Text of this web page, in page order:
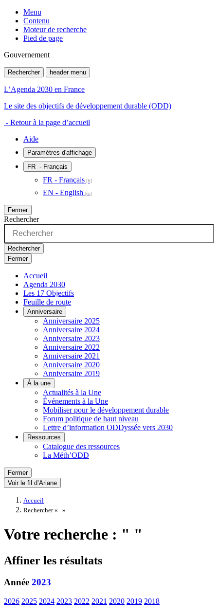
Menu
Contenu
Moteur de recherche
Pied de page
Gouvernement
Rechercher header menu
L’Agenda 2030 en France
Le site des objectifs de développement durable (ODD)
- Retour à la page d’accueil
Aide
Paramètres d'affichage
FR - Français
FR - Français
EN - English
Fermer
Rechercher
Rechercher
Fermer
Accueil
Agenda 2030
Les 17 Objectifs
Feuille de route
Anniversaire
Anniversaire 2025
Anniversaire 2024
Anniversaire 2023
Anniversaire 2022
Anniversaire 2021
Anniversaire 2020
Anniversaire 2019
À la une
Actualités à la Une
Événements à la Une
Mobiliser pour le développement durable
Forum politique de haut niveau
Lettre d’information ODDyssée vers 2030
Ressources
Catalogue des ressources
La Méth’ODD
Fermer
Voir le fil d’Ariane
Accueil
Rechercher «
»
Votre recherche : " "
Affiner les résultats
Année 2023
2026 2025 2024 2023 2022 2021 2020 2019 2018